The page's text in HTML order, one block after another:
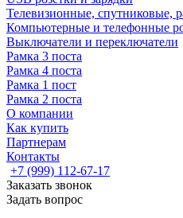
Телевизионные, спутниковые,
Компьютерные и телефонные
Выключатели и переключатели
Рамка 3 поста
Рамка 4 поста
Рамка 1 пост
Рамка 2 поста
О компании
Как купить
Партнерам
Контакты
+7 (999) 112-67-17
Заказать звонок
Задать вопрос